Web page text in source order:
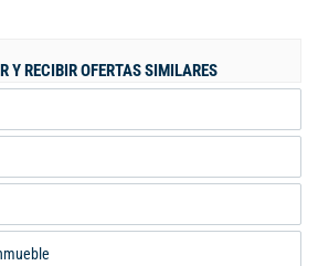
trafico pesado, puerta de acceso
de altura 5Mts. Recepción de 9m2 en
porcelanato y acceso peatonal, 126
en el segundo y tercer nivel con
baterías de baños operativos y
DE ADMIN:$1.500.000= AABODEGAS
industriales y comerciales. Informes:
632 3987 - 304 985 0433.
Y RECIBIR OFERTAS SIMILARES